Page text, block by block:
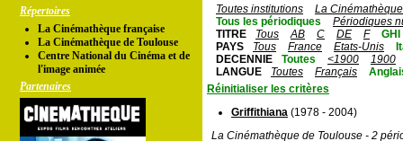
Répertoires
La Cinémathèque française
La Cinémathèque de Toulouse
Centre National du Cinéma et de
l'image animée
Partenaires
Toutes institutions
La
Tous les périodiques
Périodiques
TITRE
Tous AB C DE F
GHI
PAYS
Tous France Etats-Unis
DECENNIE
Toutes <1900
1900
LANGUE
Toutes Français
Réinitialiser les critères
Griffithiana (1978 - 2004)
La Cinémathèque de Toulouse - 2